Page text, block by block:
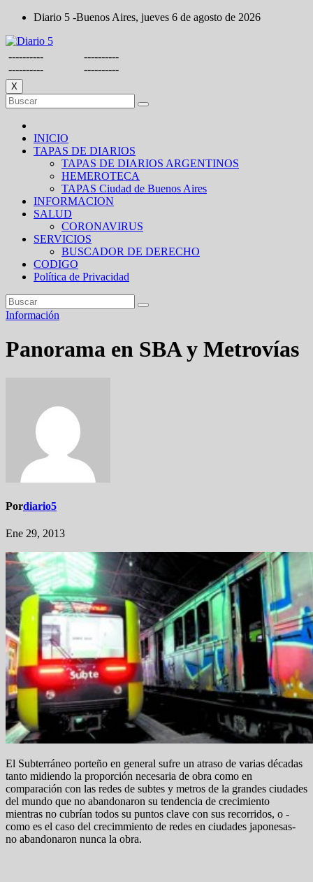
Saltar
contenido
Diario 5 -Buenos Aires, jueves 6 de agosto de 2026
----------
----------
----------
----------
X
INICIO
TAPAS DE DIARIOS
TAPAS DE DIARIOS ARGENTINOS
HEMEROTECA
TAPAS Ciudad de Buenos Aires
INFORMACION
SALUD
CORONAVIRUS
SERVICIOS
BUSCADOR DE DERECHO
CODIGO
Política de Privacidad
Información
Panorama en SBA y Metrovías
Pordiario5
Ene 29, 2013
El Subterráneo porteño en general sufre un atraso de varias décadas
tanto midiendo la proporción necesaria de obra como en
comparación con las redes de subtes y metros de la grandes ciudades
del mundo que no abandonaron su tendencia de crecimiento
mientras no cubrían todos su puntos clave con sus recorridos, o -
como es el caso del crecimmiento de redes en ciudades japonesas-
no abandonaron nunca la obra.